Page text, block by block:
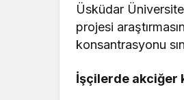
Üsküdar
projesi
konsantrasyonu
İşçilerde akciğer